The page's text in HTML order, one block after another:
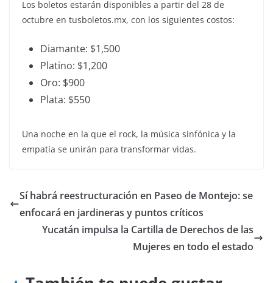
Los boletos estarán disponibles a partir del 28 de
octubre en tusboletos.mx, con los siguientes costos:
Diamante: $1,500
Platino: $1,200
Oro: $900
Plata: $550
Una noche en la que el rock, la música sinfónica y la
empatía se unirán para transformar vidas.
Sí habrá reestructuración en Paseo de Montejo: se
enfocará en jardineras y puntos críticos
Yucatán impulsa la Cartilla de Derechos de las
Mujeres en todo el estado